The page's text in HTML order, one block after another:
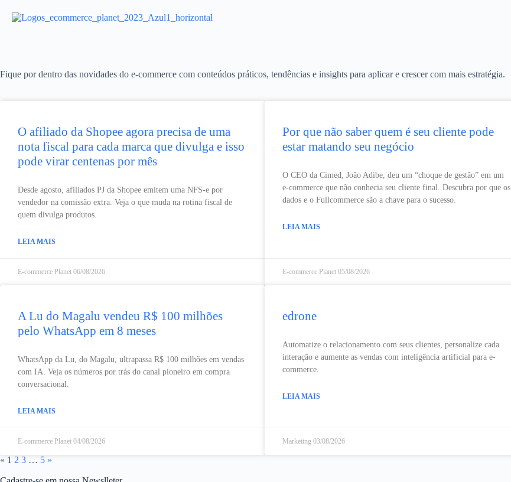
Fique por dentro das novidades do e-commerce com conteúdos práticos, tendências e insights para aplicar e crescer com mais estratégia.
O afiliado da Shopee agora precisa de uma
nota fiscal para cada marca que divulga e isso
pode virar centenas por mês
Desde agosto, afiliados PJ da Shopee emitem uma NFS-e por
vendedor na comissão extra. Veja o que muda na rotina fiscal de
quem divulga produtos.
LEIA MAIS
E-commerce Planet 06/08/2026
Por que não saber quem é seu cliente pode
estar matando seu negócio
O CEO da Cimed, João Adibe, deu um “choque de gestão” em um
e-commerce que não conhecia seu cliente final. Descubra por que os
dados e o Fullcommerce são a chave para o sucesso.
LEIA MAIS
E-commerce Planet 05/08/2026
A Lu do Magalu vendeu R$ 100 milhões
pelo WhatsApp em 8 meses
WhatsApp da Lu, do Magalu, ultrapassa R$ 100 milhões em vendas
com IA. Veja os números por trás do canal pioneiro em compra
conversacional.
LEIA MAIS
E-commerce Planet 04/08/2026
edrone
Automatize o relacionamento com seus clientes, personalize cada
interação e aumente as vendas com inteligência artificial para e-
commerce.
LEIA MAIS
Marketing 03/08/2026
« 1 2 3 … 5 »